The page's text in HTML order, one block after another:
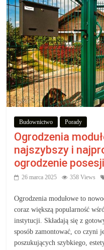
Budownictwo Porady
Ogrodzenia
najszybszy i
ogrodzenie
26 marca 2025 358 Views
Ogrodzenia modułowe to
coraz większą popularność
instytucji. Składają się z
sposób zamontować, co czyni
poszukujących szybkiego,